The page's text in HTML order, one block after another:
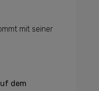
mit seiner
dem